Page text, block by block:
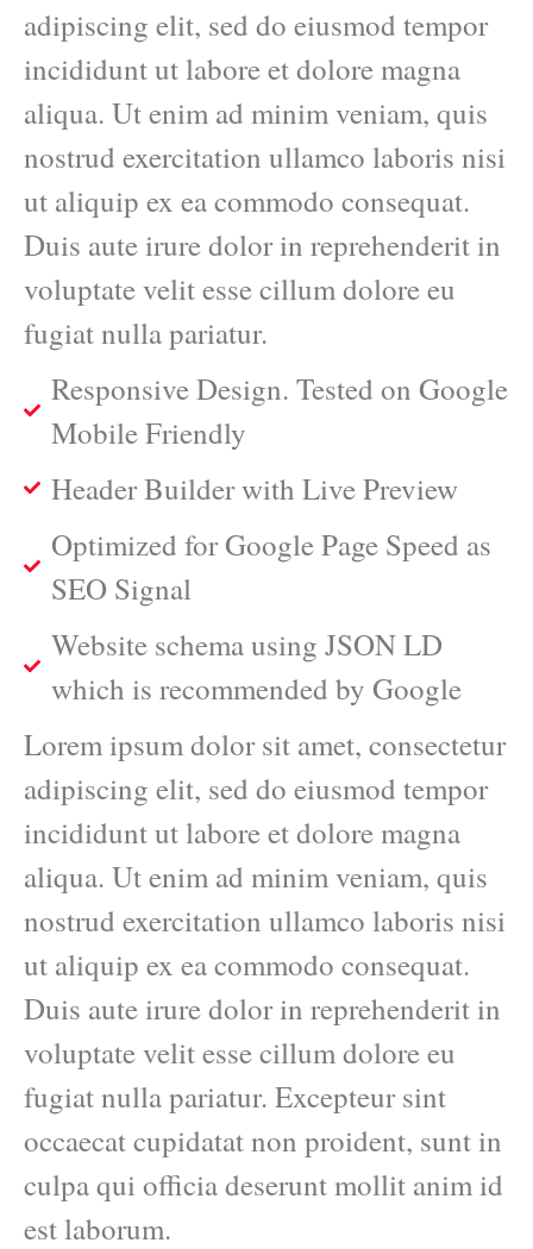
adipiscing elit, sed do eiusmod tempor
incididunt ut labore et dolore magna
aliqua. Ut enim ad minim veniam, quis
nostrud exercitation ullamco laboris nisi
ut aliquip ex ea commodo consequat.
Duis aute irure dolor in reprehenderit in
voluptate velit esse cillum dolore eu
fugiat nulla pariatur.
Responsive Design. Tested on Google
Mobile Friendly
Header Builder with Live Preview
Optimized for Google Page Speed as
SEO Signal
Website schema using JSON LD
which is recommended by Google
Lorem ipsum dolor sit amet, consectetur
adipiscing elit, sed do eiusmod tempor
incididunt ut labore et dolore magna
aliqua. Ut enim ad minim veniam, quis
nostrud exercitation ullamco laboris nisi
ut aliquip ex ea commodo consequat.
Duis aute irure dolor in reprehenderit in
voluptate velit esse cillum dolore eu
fugiat nulla pariatur. Excepteur sint
occaecat cupidatat non proident, sunt in
culpa qui officia deserunt mollit anim id
est laborum.